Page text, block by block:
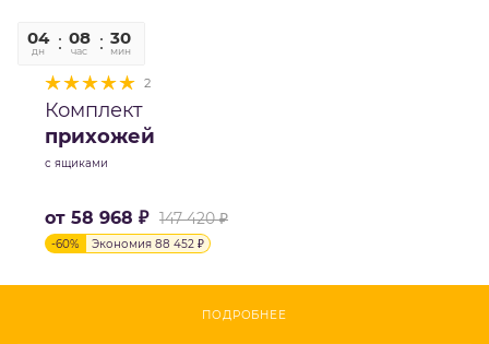
04
дн
08
час
30
мин
2
Комплект
прихожей
с ящиками
от 58 968 ₽ 147 420 ₽
-60% Экономия 88 452 ₽
ПОДРОБНЕЕ